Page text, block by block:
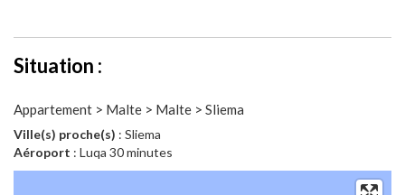
Situation :
Appartement > Malte > Malte > Sliema
Ville(s) proche(s) : Sliema
Aéroport : Luqa 30 minutes